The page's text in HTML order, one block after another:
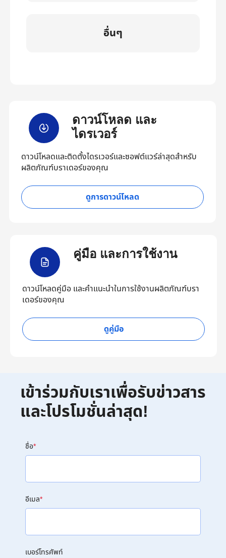
อื่นๆ
ดาวน์โหลด และ
ไดรเวอร์
ดาวน์โหลดและติดตั้งไดรเวอร์และซอฟต์แวร์ล่าสุดสำหรับ
ผลิตภัณฑ์บราเดอร์ของคุณ
ดูการดาวน์โหลด
คู่มือ และการใช้งาน
ดาวน์โหลดคู่มือ และคำแนะนำในการใช้งานผลิตภัณฑ์บรา
เดอร์ของคุณ
ดูคู่มือ
เข้าร่วมกับเราเพื่อรับข่าวสาร
และโปรโมชั่นล่าสุด!
ชื่อ*
อีเมล*
เบอร์โทรศัพท์